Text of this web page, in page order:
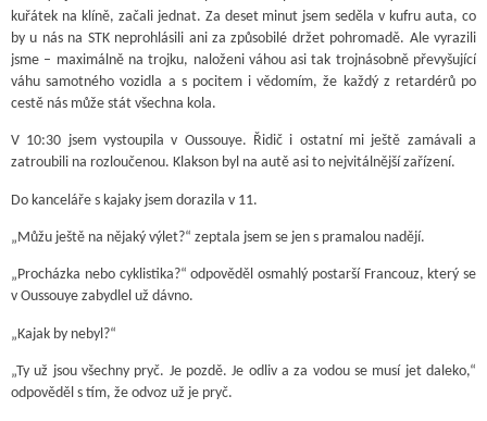
kuřátek na klíně, začali jednat. Za deset minut jsem seděla v kufru auta, co
by u nás na STK neprohlásili ani za způsobilé držet pohromadě. Ale vyrazili
jsme – maximálně na trojku, naloženi váhou asi tak trojnásobně převyšující
váhu samotného vozidla a s pocitem i vědomím, že každý z retardérů po
cestě nás může stát všechna kola.
V 10:30 jsem vystoupila v Oussouye. Řidič i ostatní mi ještě zamávali a
zatroubili na rozloučenou. Klakson byl na autě asi to nejvitálnější zařízení.
Do kanceláře s kajaky jsem dorazila v 11.
„Můžu ještě na nějaký výlet?“ zeptala jsem se jen s pramalou nadějí.
„Procházka nebo cyklistika?“ odpověděl osmahlý postarší Francouz, který se
v Oussouye zabydlel už dávno.
„Kajak by nebyl?“
„Ty už jsou všechny pryč. Je pozdě. Je odliv a za vodou se musí jet daleko,“
odpověděl s tím, že odvoz už je pryč.